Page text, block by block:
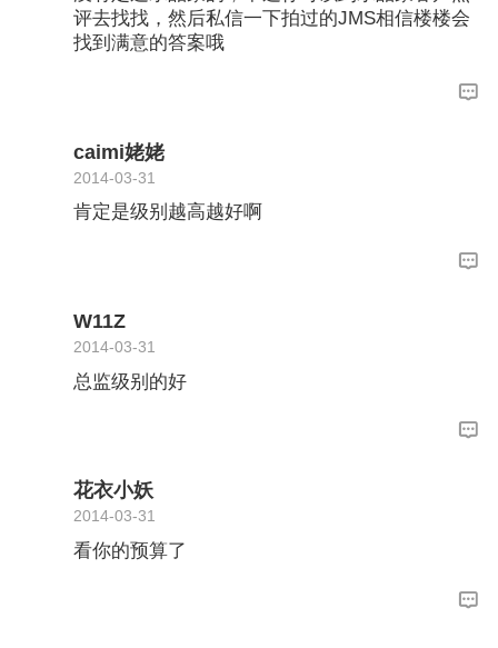
评去找找，然后私信一下拍过的JMS相信楼楼会
找到满意的答案哦
caimi姥姥
2014-03-31
肯定是级别越高越好啊
W11Z
2014-03-31
总监级别的好
花衣小妖
2014-03-31
看你的预算了